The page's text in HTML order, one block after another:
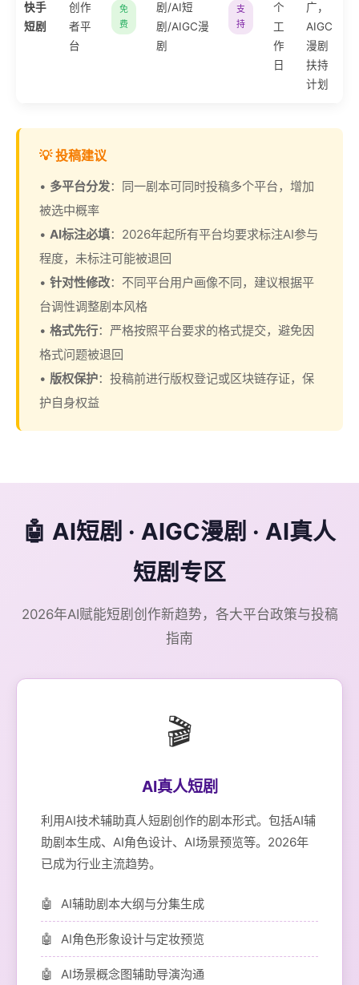
快手
短剧
创作
者平
台
免
费
剧/AI短
剧/AIGC漫
剧
支
持
个
工
作
日
广，
AIGC
漫剧
扶持
计划
💡 投稿建议
• 多平台分发：同一剧本可同时投稿多个平台，增加
被选中概率
• AI标注必填：2026年起所有平台均要求标注AI参与
程度，未标注可能被退回
• 针对性修改：不同平台用户画像不同，建议根据平
台调性调整剧本风格
• 格式先行：严格按照平台要求的格式提交，避免因
格式问题被退回
• 版权保护：投稿前进行版权登记或区块链存证，保
护自身权益
🤖 AI短剧 · AIGC漫剧 · AI真人
短剧专区
2026年AI赋能短剧创作新趋势，各大平台政策与投稿
指南
🎬
AI真人短剧
利用AI技术辅助真人短剧创作的剧本形式。包括AI辅
助剧本生成、AI角色设计、AI场景预览等。2026年
已成为行业主流趋势。
AI辅助剧本大纲与分集生成
AI角色形象设计与定妆预览
AI场景概念图辅助导演沟通